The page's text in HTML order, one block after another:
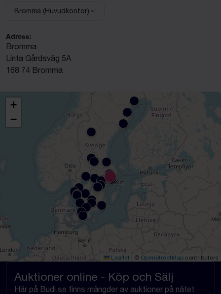
Välj anläggning:
Bromma (Huvudkontor)
Adress:
Bromma
Linta Gårdsväg 5A
168 74 Bromma
+
−
Leaflet | © OpenStreetMap contributors
Auktioner online - Köp och Sälj
Här på Budi.se finns mängder av auktioner på nätet